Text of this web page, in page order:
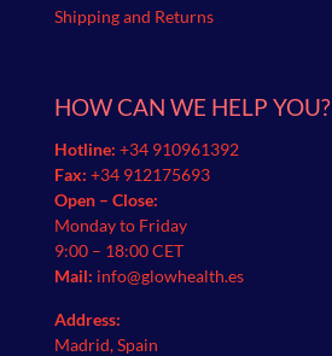
Shipping and Returns
HOW CAN WE HELP YOU?
Hotline: +34 910961392
Fax: +34 912175693
Open – Close:
Monday to Friday
9:00 – 18:00 CET
Mail: info@glowhealth.es
Address:
Madrid, Spain